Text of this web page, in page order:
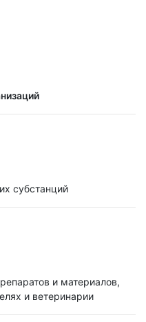
субстанций
и материалов,
и ветеринарии